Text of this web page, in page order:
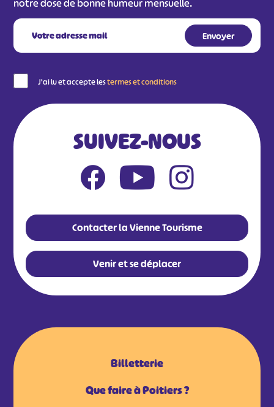
notre dose de bonne humeur mensuelle.
J'ai lu et accepte lestermes et conditions
SUIVEZ-NOUS
Contacter la Vienne Tourisme
Venir et se déplacer
Billetterie
Que faire à Poitiers ?